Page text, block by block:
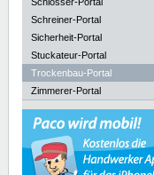
Schreiner-Portal
Sicherheit-Portal
Stuckateur-Portal
Trockenbau-Portal
Zimmerer-Portal